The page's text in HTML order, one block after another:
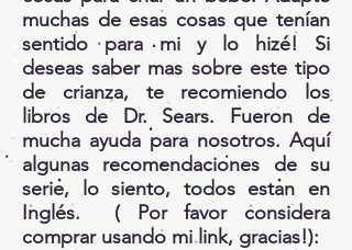
muchas de esas cosas que tenían
sentido para mi y lo hizé! Si
deseas saber mas sobre este tipo
de crianza, te recomiendo los
libros de Dr. Sears. Fueron de
mucha ayuda para nosotros. Aquí
algunas recomendaciones de su
serie, lo siento, todos estan en
Inglés. ( Por favor considera
comprar usando mi link, gracias!):